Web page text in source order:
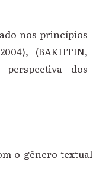
nos princípios
(BAKHTIN,
perspectiva dos
o gênero textual